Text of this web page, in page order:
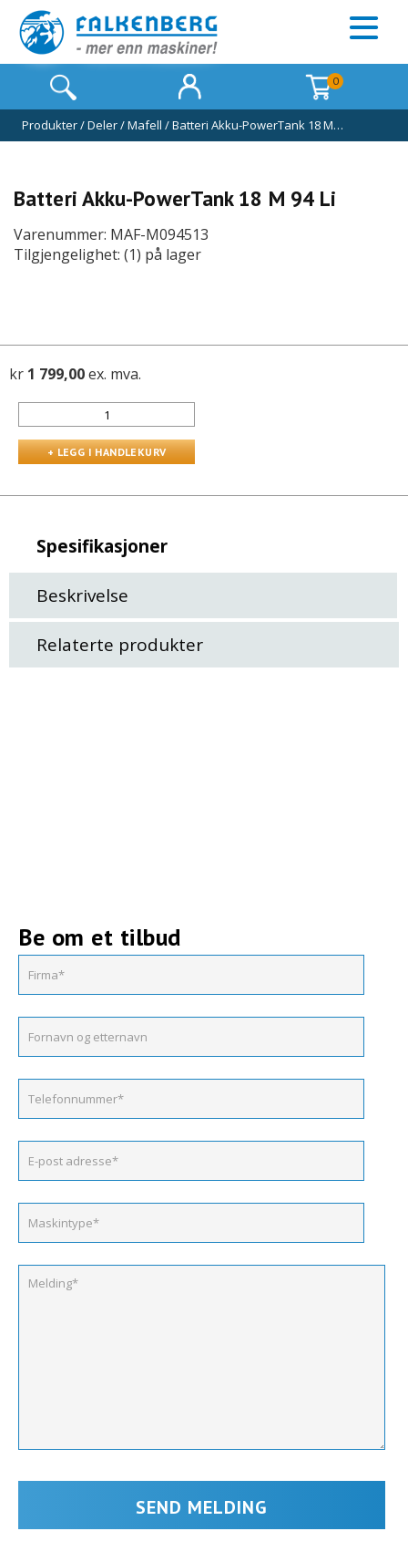
0
Produkter/Deler/Mafell /Batteri Akku-PowerTank 18 M…
Batteri Akku-PowerTank 18 M 94 Li
Varenummer: MAF-M094513
Tilgjengelighet: (1) på lager
kr 1 799,00ex. mva.
Spesifikasjoner
Beskrivelse
Relaterte produkter
Be om et tilbud